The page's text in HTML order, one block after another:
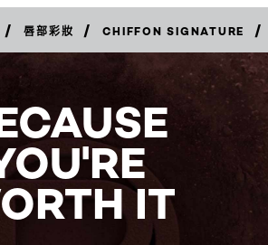
/ 唇部彩妝 / CHIFFON SIGNATURE /
IT